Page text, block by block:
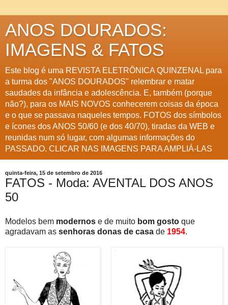
ANOS DOURADOS:
IMAGENS & FATOS
Este blog é uma REVISTA ELETRÔNICA QUINZENAL para
a turma dos "ANOS DOURADOS" relembrar e matar
saudades da infância e adolescência. E, também (porque
não?), para os MAIS NOVOS conhecerem coisas da época
e o que se passava naqueles tempos. FOTOS dos símbolos
e ícones dos ANOS 50/60 (e dos 40/70), tiradas da WEB e
reunidas num só lugar, com algumas informações do
PASSADO. CLICAR NAS IMAGENS PARA AMPLIÁ-LAS
quinta-feira, 15 de setembro de 2016
FATOS - Moda: AVENTAL DOS ANOS
50
Modelos bem modernos e de muito bom gosto que
agradavam as senhoras donas de casa de 1954.